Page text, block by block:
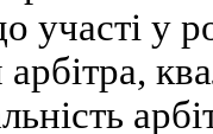
участі у